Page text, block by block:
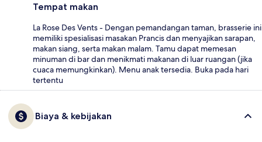
Tempat makan
La Rose Des Vents - Dengan pemandangan taman, brasserie ini
memiliki spesialisasi masakan Prancis dan menyajikan sarapan,
makan siang, serta makan malam. Tamu dapat memesan
minuman di bar dan menikmati makanan di luar ruangan (jika
cuaca memungkinkan). Menu anak tersedia. Buka pada hari
tertentu
Biaya & kebijakan